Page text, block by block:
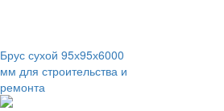
Брус сухой 95х95х6000
мм для строительства и
ремонта